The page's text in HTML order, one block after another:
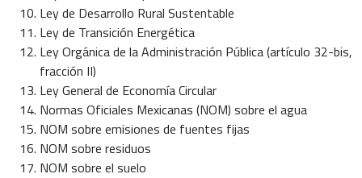
Ley de Desarrollo Rural Sustentable
Ley de Transición Energética
Ley Orgánica de la Administración Pública (artículo 32-bis,
fracción II)
Ley General de Economía Circular
Normas Oficiales Mexicanas (NOM) sobre el agua
NOM sobre emisiones de fuentes fijas
NOM sobre residuos
NOM sobre el suelo